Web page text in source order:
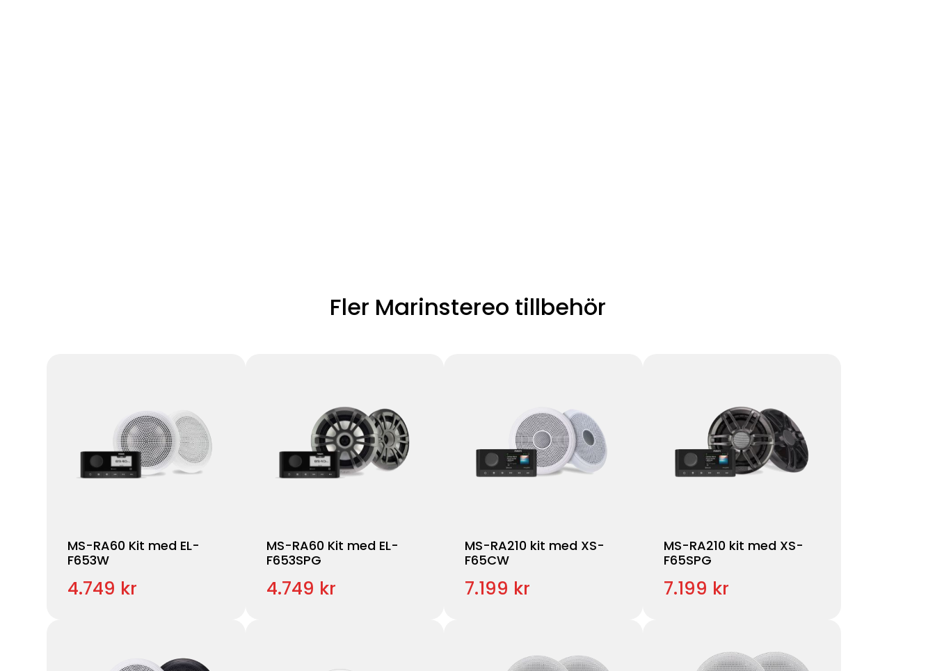
Fler Marinstereo tillbehör
MS-RA60 Kit med EL-
F653W
4.749 kr
MS-RA60 Kit med EL-
F653SPG
4.749 kr
MS-RA210 kit med XS-
F65CW
7.199 kr
MS-RA210 kit med XS-
F65SPG
7.199 kr